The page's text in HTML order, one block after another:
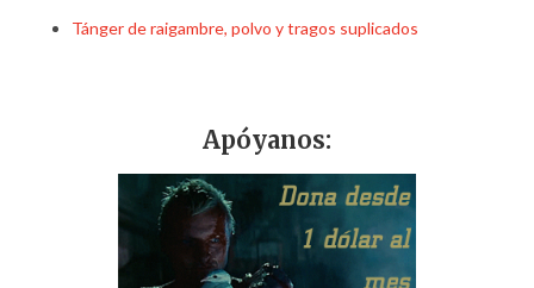
Tánger de raigambre, polvo y tragos suplicados
Apóyanos: